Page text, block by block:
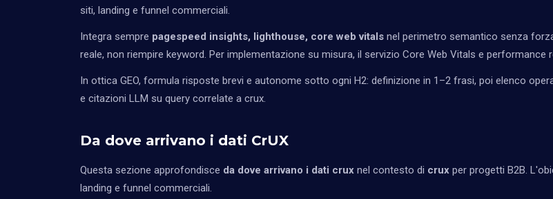
siti, landing e funnel commerciali.
Integra sempre pagespeed insights, lighthouse, core web vitals nel perimetro semantico senza
reale, non riempire keyword. Per implementazione su misura, il servizio Core Web Vitals e performance
In ottica GEO, formula risposte brevi e autonome sotto ogni H2: definizione in 1–2 frasi, poi elenco
e citazioni LLM su query correlate a crux.
Da dove arrivano i dati CrUX
Questa sezione approfondisce da dove arrivano i dati crux nel contesto di crux per progetti B2B.
landing e funnel commerciali.